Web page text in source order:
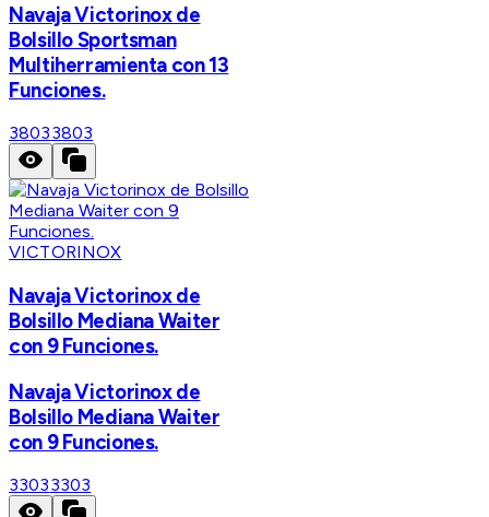
Navaja Victorinox de
Bolsillo Sportsman
Multiherramienta con 13
Funciones.
38033803
VICTORINOX
Navaja Victorinox de
Bolsillo Mediana Waiter
con 9 Funciones.
Navaja Victorinox de
Bolsillo Mediana Waiter
con 9 Funciones.
33033303